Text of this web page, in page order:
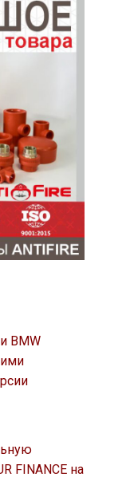
BMW
FINANCE на